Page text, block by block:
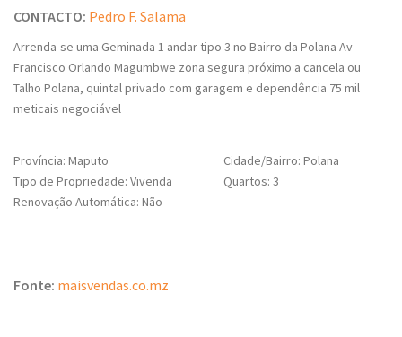
CONTACTO: Pedro F. Salama
Arrenda-se uma Geminada 1 andar tipo 3 no Bairro da Polana Av
Francisco Orlando Magumbwe zona segura próximo a cancela ou
Talho Polana, quintal privado com garagem e dependência 75 mil
meticais negociável
Província: Maputo
Cidade/Bairro: Polana
Tipo de Propriedade: Vivenda Quartos: 3
Renovação Automática: Não
Fonte: maisvendas.co.mz